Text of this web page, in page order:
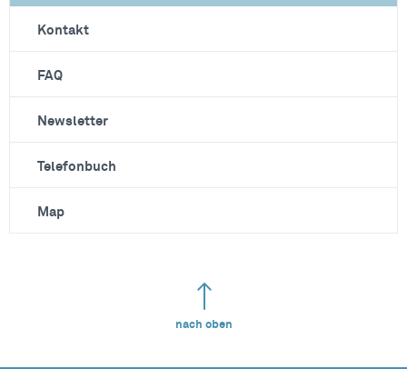
Kontakt
FAQ
Newsletter
Telefonbuch
Map
nach oben